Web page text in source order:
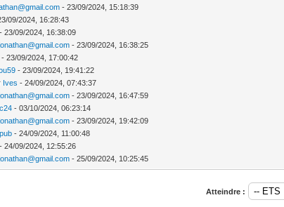
- 23/09/2024, 15:18:39
09/2024, 16:28:43
- 23/09/2024, 16:38:09
- 23/09/2024, 16:38:25
- 23/09/2024, 17:00:42
- 23/09/2024, 19:41:22
Ives - 24/09/2024, 07:43:37
- 23/09/2024, 16:47:59
- 03/10/2024, 06:23:14
- 23/09/2024, 19:42:09
- 24/09/2024, 11:00:48
- 24/09/2024, 12:55:26
- 25/09/2024, 10:25:45
Atteindre :